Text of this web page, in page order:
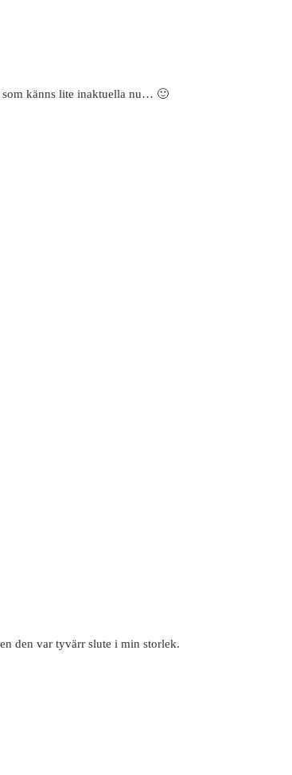
som känns lite inaktuella nu… 🙂
den var tyvärr slute i min storlek.